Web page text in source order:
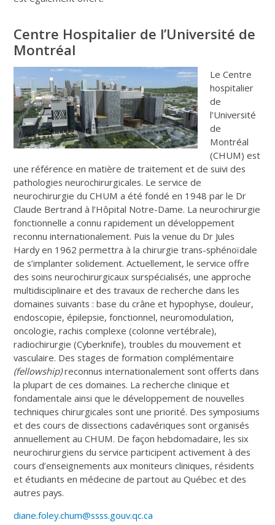
Centre Hospitalier de l’Université de
Montréal
Le Centre
hospitalier
de
l’Université
de
Montréal
(CHUM) est
une référence en matière de traitement et de suivi des
pathologies neurochirurgicales. Le service de
neurochirurgie du CHUM a été fondé en 1948 par le Dr
Claude Bertrand à l’Hôpital Notre-Dame. La neurochirurgie
fonctionnelle a connu rapidement un développement
reconnu internationalement. Puis la venue du Dr Jules
Hardy en 1962 permettra à la chirurgie trans-sphénoïdale
de s’implanter solidement. Actuellement, le service offre
des soins neurochirurgicaux surspécialisés, une approche
multidisciplinaire et des travaux de recherche dans les
domaines suivants : base du crâne et hypophyse, douleur,
endoscopie, épilepsie, fonctionnel, neuromodulation,
oncologie, rachis complexe (colonne vertébrale),
radiochirurgie (Cyberknife), troubles du mouvement et
vasculaire. Des stages de formation complémentaire
(fellowship)reconnus internationalement sont offerts dans
la plupart de ces domaines. La recherche clinique et
fondamentale ainsi que le développement de nouvelles
techniques chirurgicales sont une priorité. Des symposiums
et des cours de dissections cadavériques sont organisés
annuellement au CHUM. De façon hebdomadaire, les six
neurochirurgiens du service participent activement à des
cours d’enseignements aux moniteurs cliniques, résidents
et étudiants en médecine de partout au Québec et des
autres pays.
diane.foley.chum@ssss.gouv.qc.ca